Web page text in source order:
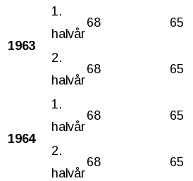
1963
1.
halvår
68 65
2.
halvår
68 65
1964
1.
halvår
68 65
2.
halvår
68 65